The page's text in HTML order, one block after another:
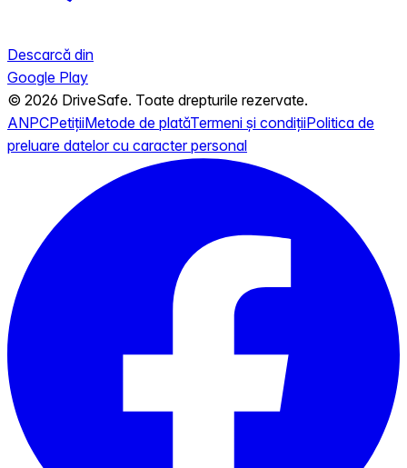
Descarcă din
Google Play
© 2026 DriveSafe. Toate drepturile rezervate.
ANPCPetițiiMetode de platăTermeni și condițiiPolitica de
preluare datelor cu caracter personal